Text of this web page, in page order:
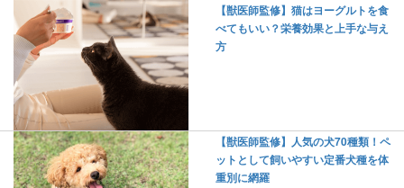
【獣医師監修】猫はヨーグルトを食
べてもいい？栄養効果と上手な与え
方
【獣医師監修】人気の犬70種類！ペ
ットとして飼いやすい定番犬種を体
重別に網羅